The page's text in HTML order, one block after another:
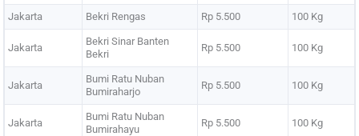
Jakarta Bekri Rengas Rp 5.500 100 Kg
Jakarta
Bekri Sinar Banten
Bekri
Rp 5.500 100 Kg
Jakarta
Bumi Ratu Nuban
Bumiraharjo
Rp 5.500 100 Kg
Jakarta
Bumi Ratu Nuban
Bumirahayu
Rp 5.500 100 Kg